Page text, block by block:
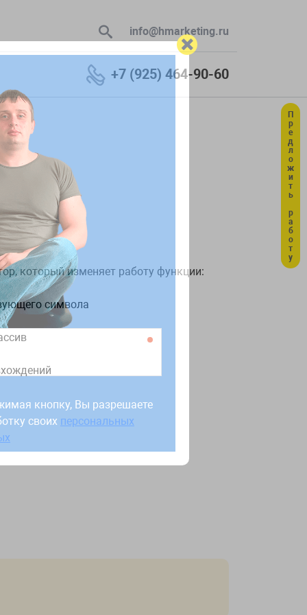
info@hmarketing.ru
+7 (925) 464-90-60
который изменяет работу функции:
символа
ответ
с учетом
кнопку, Вы разрешаете
Предложить работу
кнопку, Вы разрешаете
своих персональных